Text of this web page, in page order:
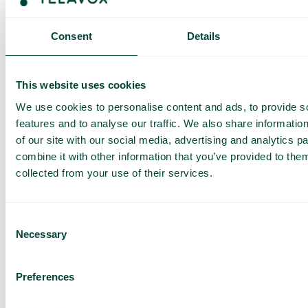
Consent Details
This website uses cookies
We use cookies to personalise content and ads, to provide
features and to analyse our traffic. We also share
of our site with our social media, advertising and analytics
combine it with other information that you’ve provided to
collected from your use of their services.
Selection
Necessary
Preferences
Så fungerar det
Vanliga frågor och svar
läsa mer.